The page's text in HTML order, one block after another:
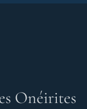
Onéirites